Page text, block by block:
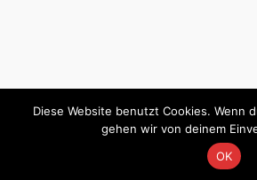
Diese Website benutzt Cookies. Wenn
gehen wir von deinem
OK